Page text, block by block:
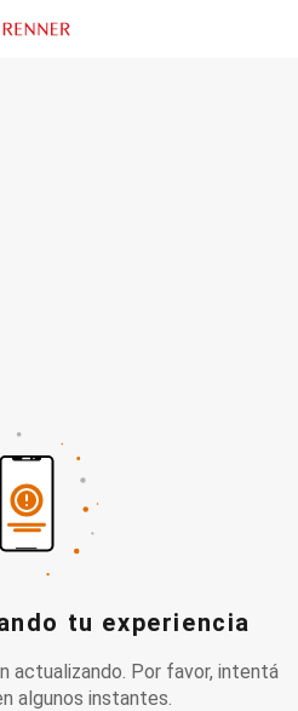
tu experiencia
actualizando. Por favor, intentá
algunos instantes.